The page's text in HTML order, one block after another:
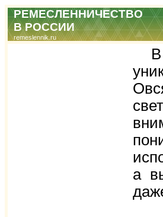
РЕМЕСЛЕННИЧЕСТВО
В РОССИИ
remeslennik.ru
В
а